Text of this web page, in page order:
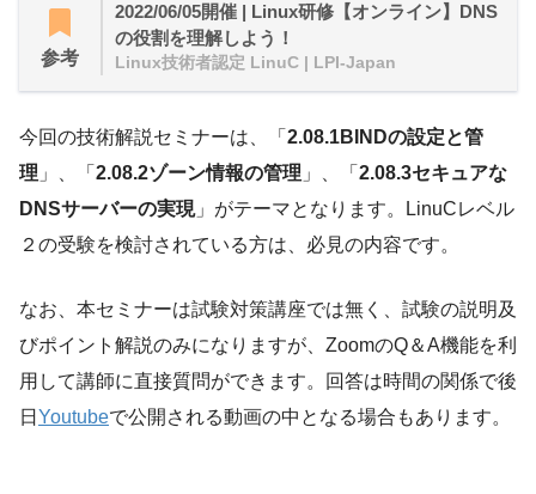
参考
2022/06/05開催 | Linux研修【オンライン】DNS
の役割を理解しよう！
Linux技術者認定 LinuC | LPI-Japan
今回の技術解説セミナーは、「 2.08.1BINDの設定と管
理 」、「 2.08.2ゾーン情報の管理 」、「 2.08.3セキュアな
DNSサーバーの実現」がテーマとなります。LinuCレベル
２の受験を検討されている方は、必見の内容です。
なお、本セミナーは試験対策講座では無く、試験の説明及
びポイント解説のみになりますが、ZoomのQ＆A機能を利
用して講師に直接質問ができます。回答は時間の関係で後
日 Youtubeで公開される動画の中となる場合もあります。